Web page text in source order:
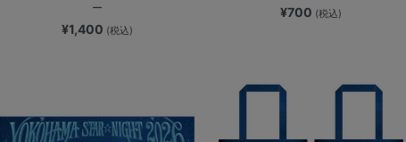
ー
¥1,400 (税込)
¥700 (税込)